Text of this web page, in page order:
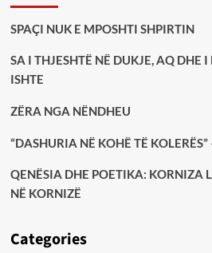
SPAÇI NUK E MPOSHTI SHPIRTIN
SA I THJESHTË NË DUKJE, AQ DHE
ISHTE
ZËRA NGA NËNDHEU
“DASHURIA NË KOHË TË
QENËSIA DHE POETIKA: KORNIZA
NË KORNIZË
Categories